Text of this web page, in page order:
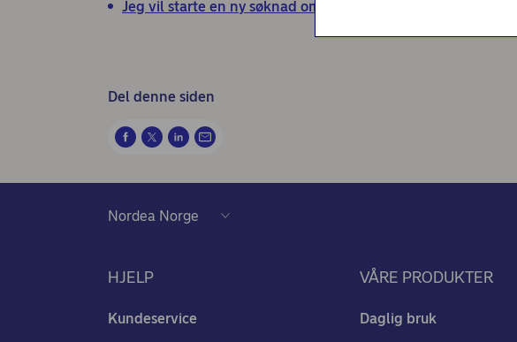
Nordea Liv (nettside)
Jeg vil starte en ny søknad om boliglån
Del denne siden
HJELP
Kundeservice
VÅRE PRODUKTER
Daglig bruk